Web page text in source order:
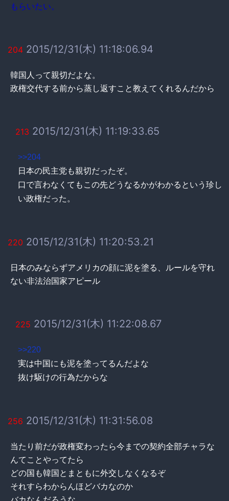
もらいたい。
204 2015/12/31(木) 11:18:06.94
韓国人って親切だよな。
政権交代する前から蒸し返すこと教えてくれるんだから
213 2015/12/31(木) 11:19:33.65
>>204
日本の民主党も親切だったぞ。
口で言わなくてもこの先どうなるかがわかるという珍し
い政権だった。
220 2015/12/31(木) 11:20:53.21
日本のみならずアメリカの顔に泥を塗る、ルールを守れ
ない非法治国家アピール
225 2015/12/31(木) 11:22:08.67
>>220
実は中国にも泥を塗ってるんだよな
抜け駆けの行為だからな
256 2015/12/31(木) 11:31:56.08
当たり前だが政権変わったら今までの契約全部チャラな
んてことやってたら
どの国も韓国とまともに外交しなくなるぞ
それすらわからんほどバカなのか